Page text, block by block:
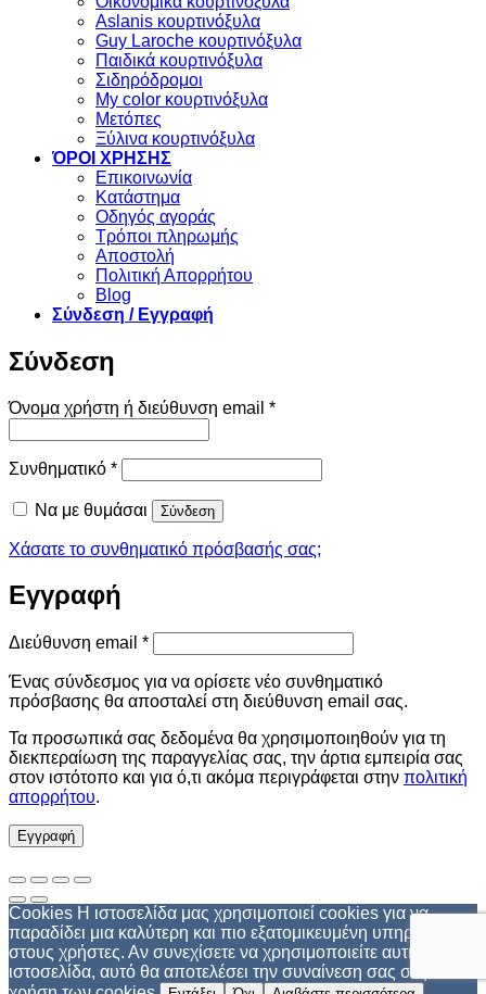
Aslanis κουρτινόξυλα
Guy Laroche κουρτινόξυλα
Παιδικά κουρτινόξυλα
Σιδηρόδρομοι
My color κουρτινόξυλα
Μετόπες
Ξύλινα κουρτινόξυλα
ΌΡΟΙ ΧΡΗΣΗΣ
Επικοινωνία
Κατάστημα
Οδηγός αγοράς
Τρόποι πληρωμής
Αποστολή
Πολιτική Απορρήτου
Blog
Σύνδεση / Εγγραφή
Σύνδεση
Όνομα χρήστη ή διεύθυνση email *Απαιτείται
Συνθηματικό *Απαιτείται
Να με θυμάσαι Σύνδεση
Χάσατε το συνθηματικό πρόσβασής σας;
Εγγραφή
Διεύθυνση email *Απαιτείται
Ένας σύνδεσμος για να ορίσετε νέο συνθηματικό
πρόσβασης θα αποσταλεί στη διεύθυνση email σας.
Τα προσωπικά σας δεδομένα θα χρησιμοποιηθούν για τη
διεκπεραίωση της παραγγελίας σας, την άρτια εμπειρία σας
στον ιστότοπο και για ό,τι ακόμα περιγράφεται στην πολιτική
απορρήτου.
Εγγραφή
Cookies Η ιστοσελίδα μας χρησιμοποιεί cookies για να
παραδίδει μια καλύτερη και πιο εξατομικευμένη υπηρεσία
στους χρήστες. Αν συνεχίσετε να χρησιμοποιείτε αυτή την
ιστοσελίδα, αυτό θα αποτελέσει την συναίνεση σας στη